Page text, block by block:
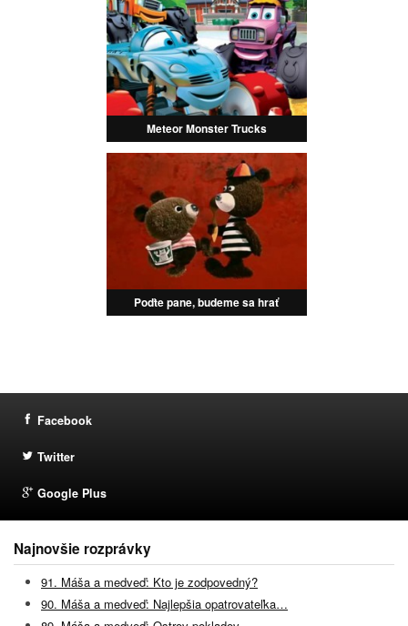
Meteor Monster Trucks
Poďte pane, budeme sa hrať
Facebook
Twitter
Google Plus
Najnovšie rozprávky
91. Máša a medveď: Kto je zodpovedný?
90. Máša a medveď: Najlepšia opatrovateľka…